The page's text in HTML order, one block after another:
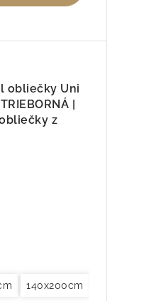
40x40cm Obliečky na
260x240cm
200x200cm
obliečky Uni
|
z
140x200cm